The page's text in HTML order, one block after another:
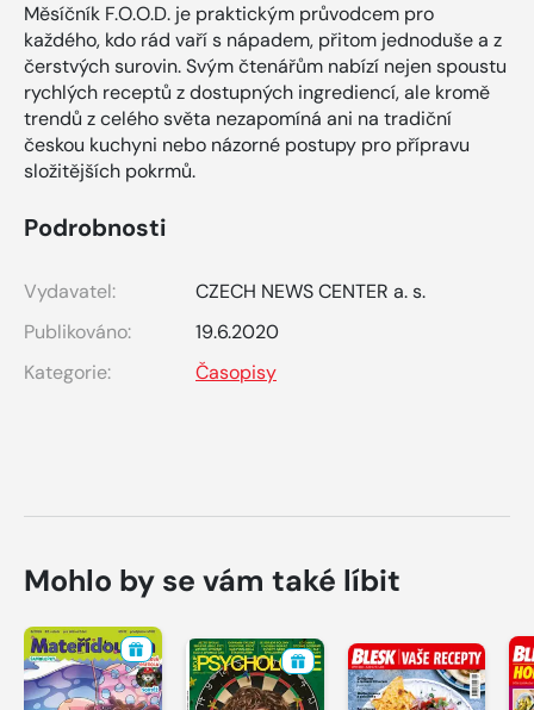
Měsíčník F.O.O.D. je praktickým průvodcem pro
každého, kdo rád vaří s nápadem, přitom jednoduše a z
čerstvých surovin. Svým čtenářům nabízí nejen spoustu
rychlých receptů z dostupných ingrediencí, ale kromě
trendů z celého světa nezapomíná ani na tradiční
českou kuchyni nebo názorné postupy pro přípravu
složitějších pokrmů.
Podrobnosti
Vydavatel:
CZECH NEWS CENTER a. s.
Publikováno:
19.6.2020
Kategorie:
Časopisy
Mohlo by se vám také líbit